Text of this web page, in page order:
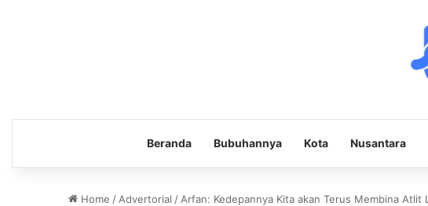
Beranda Bubuhannya Kota Nusantara
Home / Advertorial / Arfan: Kedepannya Kita akan Terus Membina Atlit